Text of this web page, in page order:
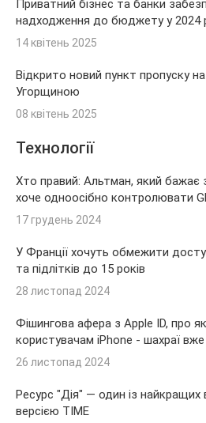
Приватний бізнес та банки
надходження до бюджету у 2024
14 квітень 2025
Відкрито новий пункт пропуску
Угорщиною
08 квітень 2025
Технології
Хто правий: Альтман, який бажає
хоче одноосібно контролювати
17 грудень 2024
У Франції хочуть обмежити
та підлітків до 15 років
28 листопад 2024
Фішингова афера з Apple ID, про
користувачам iPhone - шахраї вже
26 листопад 2024
Ресурс "Дія" — один із найкращих
версією TIME